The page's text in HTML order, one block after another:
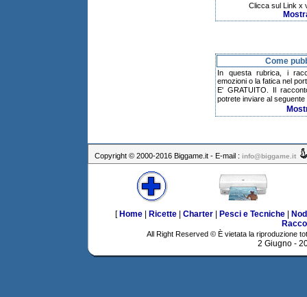
Clicca sul Link x
Come
In questa rubrica, i
emozioni o la fatica nel
E' GRATUITO. Il
potrete inviare al
Copyright © 2000-2016 Biggame.it - E-mail : info@biggame.it
[ Home| Ricette| Charter| Pesci e Tecniche|
All Right Reserved © È vietata la riproduzione
2 Giugno -